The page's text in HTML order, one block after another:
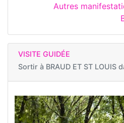
Autres
VISITE GUIDÉE
Sortir à BRAUD ET ST LOUIS